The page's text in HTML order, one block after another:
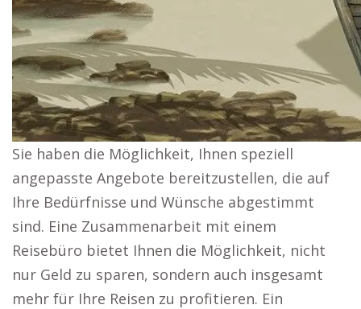
Sie haben die Möglichkeit, Ihnen speziell
angepasste Angebote bereitzustellen, die auf
Ihre Bedürfnisse und Wünsche abgestimmt
sind. Eine Zusammenarbeit mit einem
Reisebüro bietet Ihnen die Möglichkeit, nicht
nur Geld zu sparen, sondern auch insgesamt
mehr für Ihre Reisen zu profitieren. Ein